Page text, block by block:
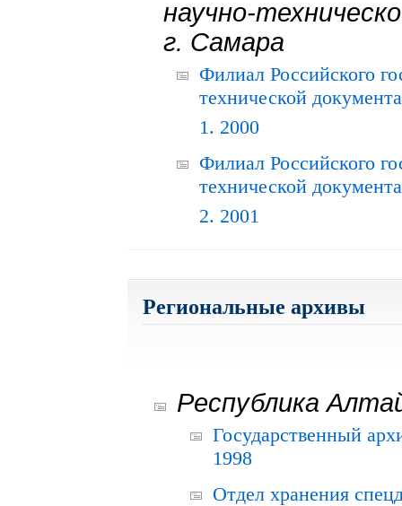
научно-
г. Самара
Филиал Российского
технической
1. 2000
Филиал Российского
технической
2. 2001
Региональные архивы
Республика
Государственный
1998
Отдел хранения